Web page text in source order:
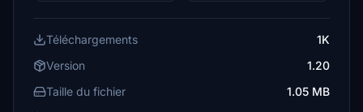
Téléchargements
1K
Version
1.20
Taille du fichier
1.05 MB